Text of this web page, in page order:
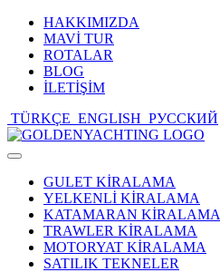
HAKKIMIZDA
MAVİ TUR
ROTALAR
BLOG
İLETİŞİM
TÜRKÇE ENGLISH РУССКИЙ
Toggle
navigationGULET KİRALAMA
YELKENLİ KİRALAMA
KATAMARAN KİRALAMA
TRAWLER KİRALAMA
MOTORYAT KİRALAMA
SATILIK TEKNELER